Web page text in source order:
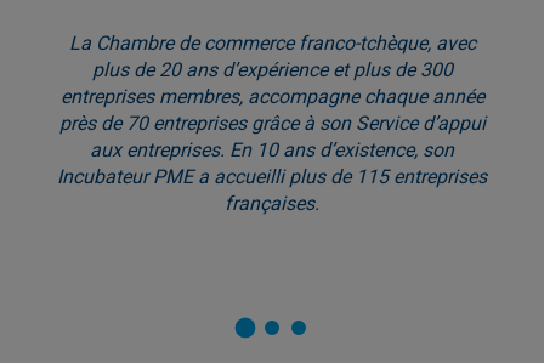
La Chambre de commerce franco-tchèque, avec
plus de 20 ans d’expérience et plus de 300
entreprises membres, accompagne chaque année
près de 70 entreprises grâce à son Service d’appui
aux entreprises. En 10 ans d’existence, son
Incubateur PME a accueilli plus de 115 entreprises
françaises.